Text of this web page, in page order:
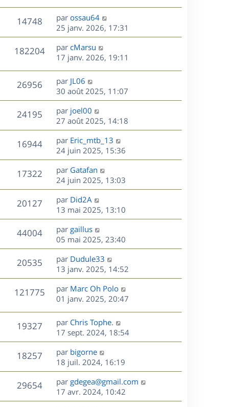
e
s
n
i
e
r
m
e
s
a
g
e
14748V
u
e
D
e
r
n
i
e
r
m
e
s
s
a
g
e
par ossau64
25 janv. 2026, 17:31
182204V
u
D
e
n
i
e
r
m
e
s
s
a
g
e
par cMarsu
17 janv. 2026, 19:11
26956V
u
D
e
r
n
i
e
r
m
e
s
s
a
g
e
par JL06
30 août 2025, 11:07
24195V
u
s
D
e
r
n
i
e
r
m
e
s
s
a
g
e
par joel00
27 août 2025, 14:18
16944V
u
e
s
D
e
r
n
i
e
r
m
e
s
s
a
g
e
par Eric_mtb_13
24 juin 2025, 15:36
17322V
u
D
e
r
n
i
e
r
m
e
s
s
a
g
e
par Gatafan
24 juin 2025, 13:03
20127V
u
D
e
r
n
i
e
r
m
e
s
s
a
g
e
par Did2A
13 mai 2025, 13:10
44004V
u
s
D
e
r
n
i
e
r
m
e
s
s
a
g
e
par gaillus
05 mai 2025, 23:40
20535V
u
e
D
e
r
n
i
r
m
e
s
s
a
g
e
par Dudule33
13 janv. 2025, 14:52
121775V
u
D
e
i
e
r
m
e
s
s
a
par Marc Oh Polo
01 janv. 2025, 20:47
19327V
u
D
e
r
n
i
e
r
m
e
par Chris Tophe.
17 sept. 2024, 18:54
18257V
u
D
e
r
n
i
e
par bigorne
18 juil. 2024, 16:19
29654V
u
D
e
r
par gdegea@gmail.com
17 avr. 2024, 10:42